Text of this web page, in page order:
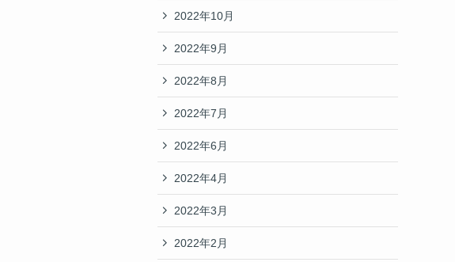
2022年10月
2022年9月
2022年8月
2022年7月
2022年6月
2022年4月
2022年3月
2022年2月